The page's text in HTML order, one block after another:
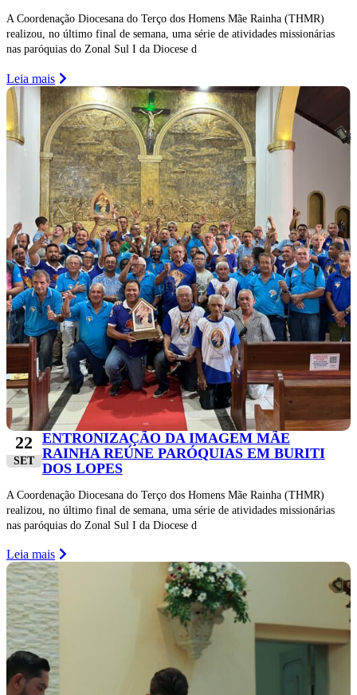
A Coordenação Diocesana do Terço dos Homens Mãe Rainha (THMR)
realizou, no último final de semana, uma série de atividades missionárias
nas paróquias do Zonal Sul I da Diocese d
Leia mais
22
SET
ENTRONIZAÇÃO DA IMAGEM MÃE
RAINHA REÚNE PARÓQUIAS EM BURITI
DOS LOPES
A Coordenação Diocesana do Terço dos Homens Mãe Rainha (THMR)
realizou, no último final de semana, uma série de atividades missionárias
nas paróquias do Zonal Sul I da Diocese d
Leia mais